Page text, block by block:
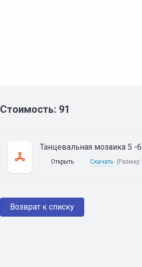
Стоимость: 91
Танцевальная мозаика 5 -
Открыть Скачать (Размер
Возврат к списку